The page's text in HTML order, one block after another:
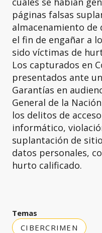
páginas falsas
almacenamiento de
el fin de engañar a
sido víctimas de
Los capturados en
presentados ante
Garantías en
General de la
los delitos de
informático,
suplantación de
datos personales,
hurto calificado.
Temas
CIBERCRIMEN